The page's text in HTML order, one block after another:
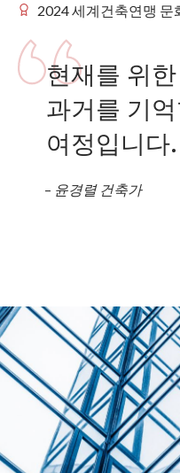
2024 세계건축연맹 문
현재를 위
과거를 기
여정입니다.
– 윤경렬 건축가